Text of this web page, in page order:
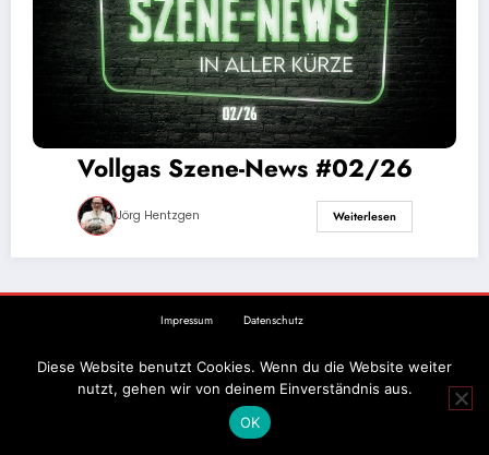
Vollgas Szene-News #02/26
Jörg Hentzgen Weiterlesen
Impressum Datenschutz
Diese Website benutzt Cookies. Wenn du die Website weiter
nutzt, gehen wir von deinem Einverständnis aus.
OK